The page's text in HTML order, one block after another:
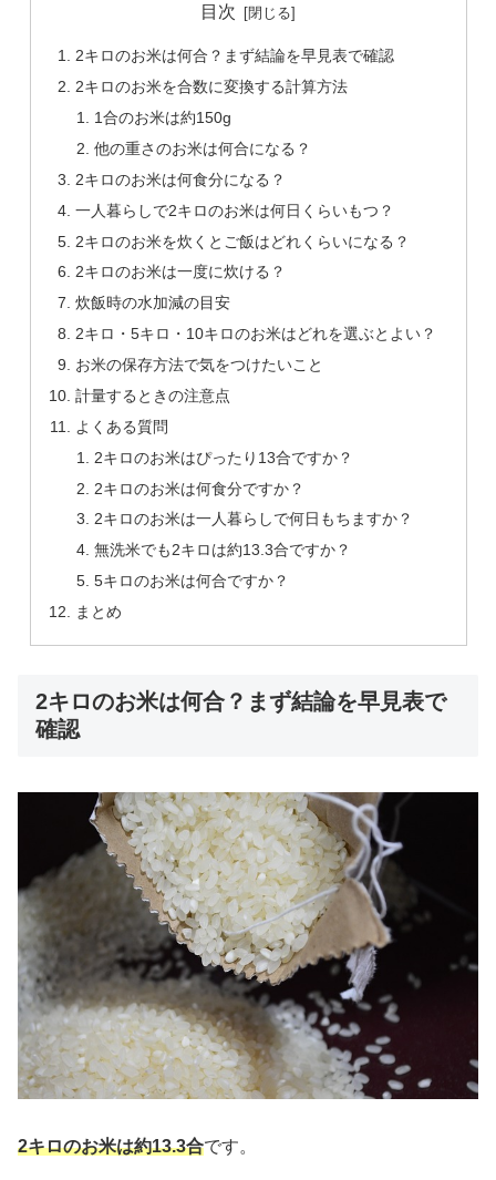
目次
2キロのお米は何合？まず結論を早見表で確認
2キロのお米を合数に変換する計算方法
1合のお米は約150g
他の重さのお米は何合になる？
2キロのお米は何食分になる？
一人暮らしで2キロのお米は何日くらいもつ？
2キロのお米を炊くとご飯はどれくらいになる？
2キロのお米は一度に炊ける？
炊飯時の水加減の目安
2キロ・5キロ・10キロのお米はどれを選ぶとよい？
お米の保存方法で気をつけたいこと
計量するときの注意点
よくある質問
2キロのお米はぴったり13合ですか？
2キロのお米は何食分ですか？
2キロのお米は一人暮らしで何日もちますか？
無洗米でも2キロは約13.3合ですか？
5キロのお米は何合ですか？
まとめ
2キロのお米は何合？まず結論を早見表で
確認
2キロのお米は約13.3合です。